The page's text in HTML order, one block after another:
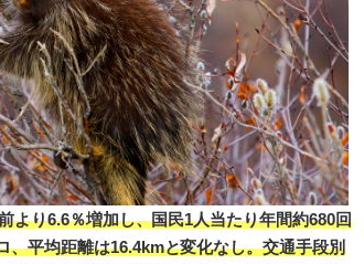
より6.6％増加し、国民1人当たり年間約680回
、平均距離は16.4kmと変化なし。交通手段別